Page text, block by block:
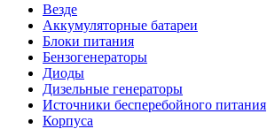
Везде
Аккумуляторные батареи
Блоки питания
Бензогенераторы
Диоды
Дизельные генераторы
Источники бесперебойного питания
Корпуса